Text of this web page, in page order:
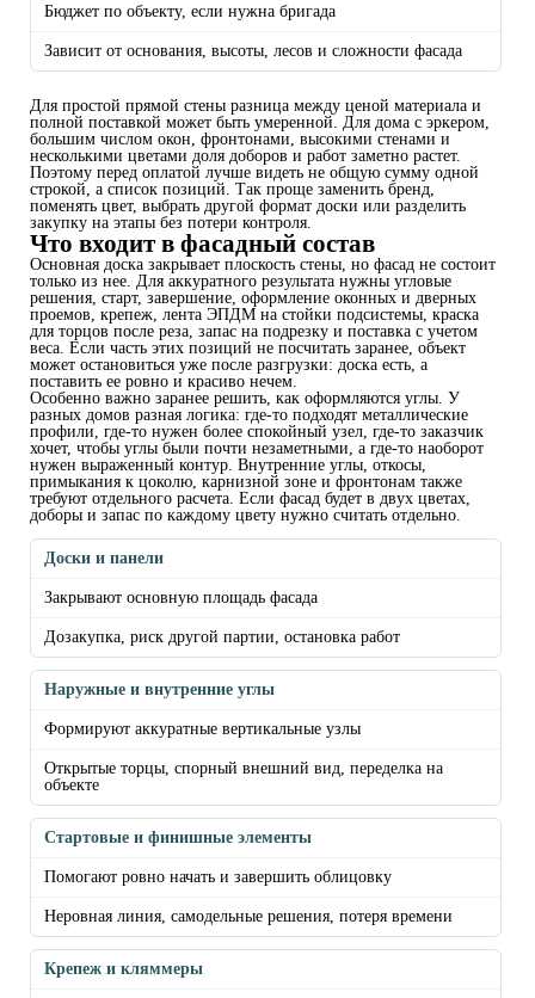
Бюджет по объекту, если нужна бригада
Зависит от основания, высоты, лесов и сложности фасада
Для простой прямой стены разница между ценой материала и
полной поставкой может быть умеренной. Для дома с эркером,
большим числом окон, фронтонами, высокими стенами и
несколькими цветами доля доборов и работ заметно растет.
Поэтому перед оплатой лучше видеть не общую сумму одной
строкой, а список позиций. Так проще заменить бренд,
поменять цвет, выбрать другой формат доски или разделить
закупку на этапы без потери контроля.
Что входит в фасадный состав
Основная доска закрывает плоскость стены, но фасад не состоит
только из нее. Для аккуратного результата нужны угловые
решения, старт, завершение, оформление оконных и дверных
проемов, крепеж, лента ЭПДМ на стойки подсистемы, краска
для торцов после реза, запас на подрезку и поставка с учетом
веса. Если часть этих позиций не посчитать заранее, объект
может остановиться уже после разгрузки: доска есть, а
поставить ее ровно и красиво нечем.
Особенно важно заранее решить, как оформляются углы. У
разных домов разная логика: где-то подходят металлические
профили, где-то нужен более спокойный узел, где-то заказчик
хочет, чтобы углы были почти незаметными, а где-то наоборот
нужен выраженный контур. Внутренние углы, откосы,
примыкания к цоколю, карнизной зоне и фронтонам также
требуют отдельного расчета. Если фасад будет в двух цветах,
доборы и запас по каждому цвету нужно считать отдельно.
Доски и панели
Закрывают основную площадь фасада
Дозакупка, риск другой партии, остановка работ
Наружные и внутренние углы
Формируют аккуратные вертикальные узлы
Открытые торцы, спорный внешний вид, переделка на
объекте
Стартовые и финишные элементы
Помогают ровно начать и завершить облицовку
Неровная линия, самодельные решения, потеря времени
Крепеж и кляммеры